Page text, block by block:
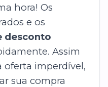
hora! Os
e os
desconto
Assim
oferta imperdível,
sua compra